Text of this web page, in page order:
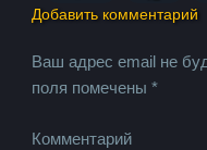
Добавить комментарий
Ваш адрес email не
поля помечены*
Комментарий